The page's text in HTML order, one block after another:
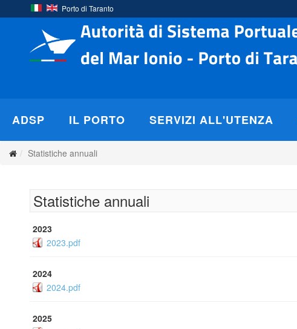
Porto di Taranto
ADSP IL PORTO SERVIZI ALL'UTENZA
Statistiche annuali
Statistiche annuali
2023
2023.pdf
2024
2024.pdf
2025